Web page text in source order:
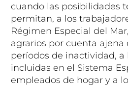
cuando las posibilidades
permitan, a los
Régimen Especial del
agrarios por cuenta ajena
períodos de inactividad, a
incluidas en el Sistema
empleados de hogar y a